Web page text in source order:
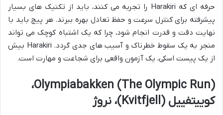
حرفه ای که Harakiri را تجربه می کنند، باید از تکنیک های بسیار
پیشرفته برای کنترل سرعت و حفظ تعادل بهره ببرند. هر پیچ باید با
نهایت دقت و قدرت انجام شود، چرا که یک اشتباه کوچک می تواند
منجر به یک سقوط خطرناک و آسیب های جدی گردد. Harakiri بیش
از یک پیست اسکی، یک آزمون واقعی برای شجاعت و مهارت است.
Olympiabakken (The Olympic Run)،
کوییتفییل (Kvitfjell)، نروژ